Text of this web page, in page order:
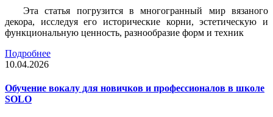
Эта статья погрузится в многогранный мир вязаного
декора, исследуя его исторические корни, эстетическую и
функциональную ценность, разнообразие форм и техник
Подробнее
10.04.2026
Обучение вокалу для новичков и профессионалов в школе
SOLO